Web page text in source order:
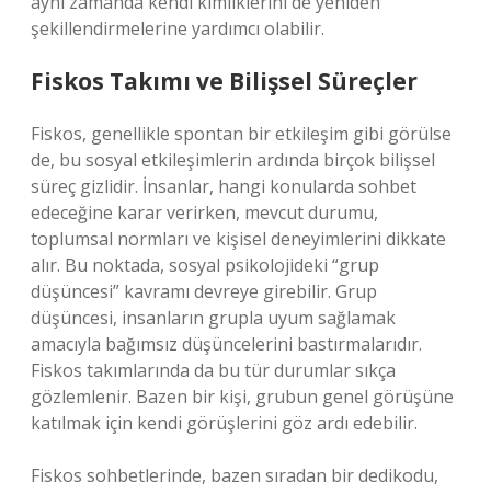
şekillendirmelerine yardımcı olabilir.
Fiskos Takımı ve Bilişsel Süreçler
Fiskos, genellikle spontan bir etkileşim gibi görülse
de, bu sosyal etkileşimlerin ardında birçok bilişsel
süreç gizlidir. İnsanlar, hangi konularda sohbet
edeceğine karar verirken, mevcut durumu,
toplumsal normları ve kişisel deneyimlerini dikkate
alır. Bu noktada, sosyal psikolojideki “grup
düşüncesi” kavramı devreye girebilir. Grup
düşüncesi, insanların grupla uyum sağlamak
amacıyla bağımsız düşüncelerini bastırmalarıdır.
Fiskos takımlarında da bu tür durumlar sıkça
gözlemlenir. Bazen bir kişi, grubun genel görüşüne
katılmak için kendi görüşlerini göz ardı edebilir.
Fiskos sohbetlerinde, bazen sıradan bir dedikodu,